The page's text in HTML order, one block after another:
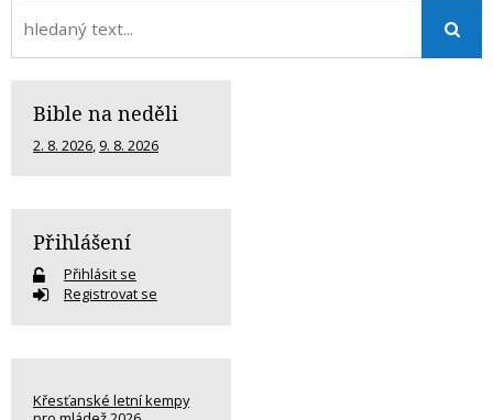
Bible na neděli
2. 8. 2026, 9. 8. 2026
Přihlášení
Přihlásit se
Registrovat se
Křesťanské letní kempy